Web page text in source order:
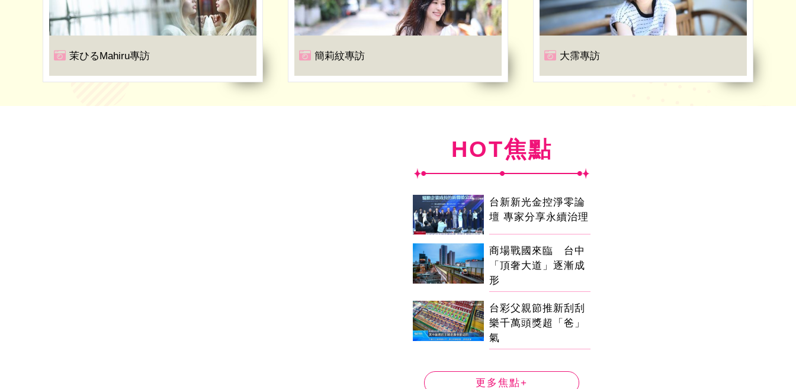
茉ひるMahiru專訪 簡莉紋專訪 大霈專訪
HOT焦點
台新新光金控淨零論
壇 專家分享永續治理
商場戰國來臨 台中
「頂奢大道」逐漸成
形
台彩父親節推新刮刮
樂千萬頭獎超「爸」
氣
更多焦點+